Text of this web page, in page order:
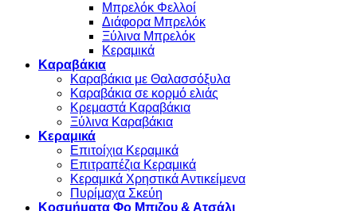
Μπρελόκ Φελλοί
Διάφορα Μπρελόκ
Ξύλινα Μπρελόκ
Κεραμικά
Καραβάκια
Καραβάκια με Θαλασσόξυλα
Καραβάκια σε κορμό ελιάς
Κρεμαστά Καραβάκια
Ξύλινα Καραβάκια
Κεραμικά
Επιτοίχια Κεραμικά
Επιτραπέζια Κεραμικά
Κεραμικά Χρηστικά Αντικείμενα
Πυρίμαχα Σκεύη
Κοσμήματα Φο Μπιζου & Ατσάλι